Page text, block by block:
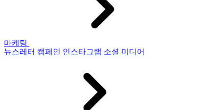
마케팅
뉴스레터 캠페인 인스타그램 소셜 미디어